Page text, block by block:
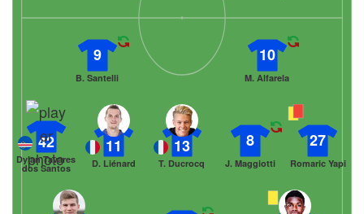
42
Dylan Tavares
dos Santos
11
D. Liénard
13
T. Ducrocq
8
J. Maggiotti
27
Romaric Yapi
9
B. Santelli
10
M. Alfarela